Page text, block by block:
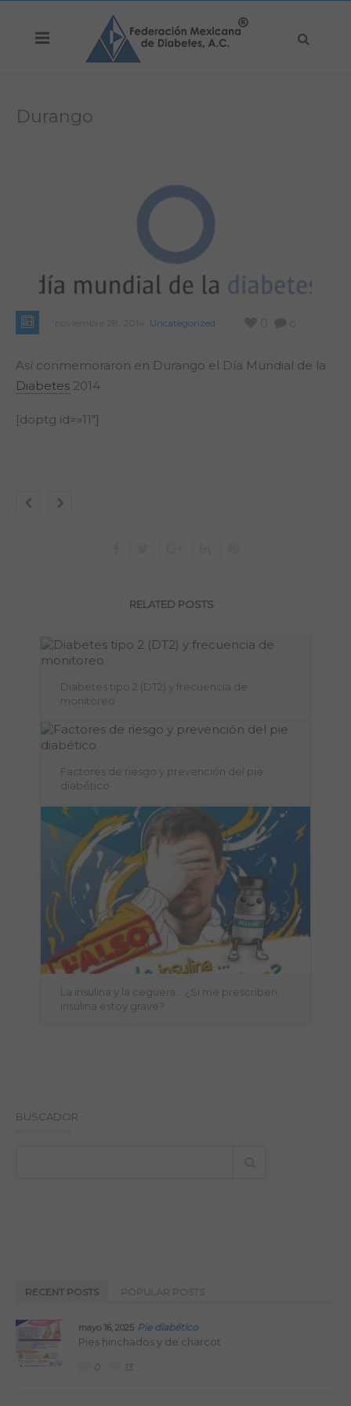
Durango
Uncategorized
Así conmemoraron en Durango el Día Mundial de la
Diabetes 2014
[doptg id=»11″]
RELATED POSTS
Diabetes tipo 2 (DT2) y frecuencia de
monitoreo
Factores de riesgo y prevención del pie
diabético
La insulina y la ceguera… ¿Si me prescriben
insulina estoy grave?
BUSCADOR
RECENT POSTS
mayo 16, 2025 Pie diabético
Pies hinchados y de charcot